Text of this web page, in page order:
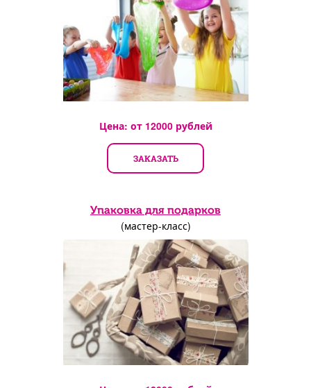
Цена: от 12000рублей
ЗАКАЗАТЬ
Упаковка для подарков
(мастер-класс)